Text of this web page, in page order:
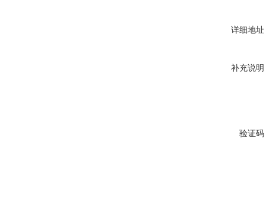
详细地址
补充说明
验证码